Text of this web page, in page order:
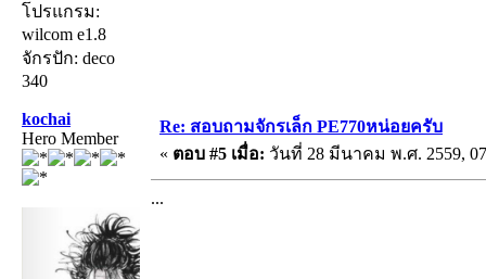
โปรแกรม:
wilcom e1.8
จักรปัก: deco
340
kochai
Hero Member
Re: สอบถามจักรเล็ก PE770หน่อยครับ
« ตอบ #5 เมื่อ: วันที่ 28 มีนาคม พ.ศ. 2559,
...